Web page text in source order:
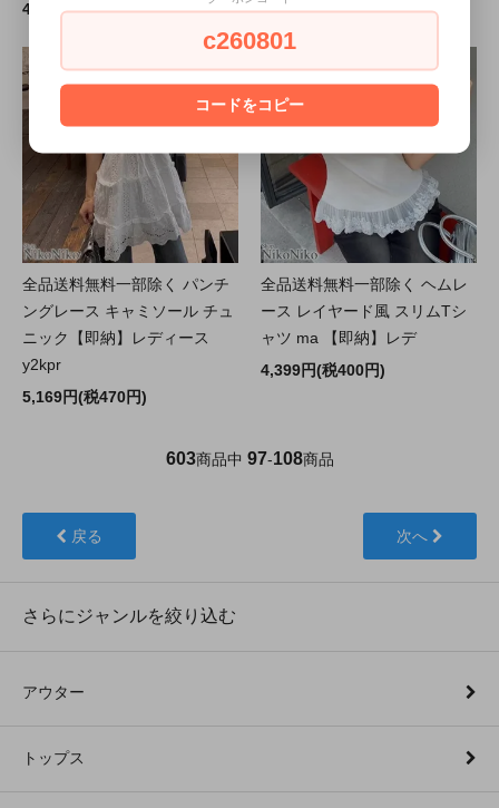
4,399円(税400円)
4,399円(税400円)
全品送料無料一部除く パンチ
ングレース キャミソール チュ
ニック【即納】レディース
y2kpr
5,169円(税470円)
全品送料無料一部除く ヘムレ
ース レイヤード風 スリムTシ
ャツ ma 【即納】レデ
4,399円(税400円)
603商品中 97-108商品
戻る 次へ
さらにジャンルを絞り込む
アウター
トップス
c260801
コードをコピー